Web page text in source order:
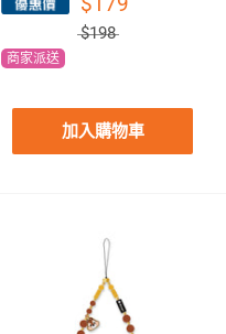
$198
商家派送
加入購物車